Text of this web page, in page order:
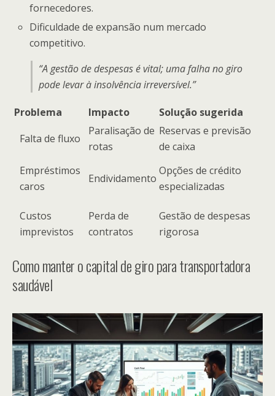
fornecedores.
Dificuldade de expansão num mercado
competitivo.
“A gestão de despesas é vital; uma falha no giro
pode levar à insolvência irreversível.”
Problema Impacto
Solução sugerida
Falta de fluxo
Paralisação de
rotas
Reservas e previsão
de caixa
Empréstimos
caros
Endividamento
Opções de crédito
especializadas
Custos
imprevistos
Perda de
contratos
Gestão de despesas
rigorosa
Como manter o capital de giro para transportadora
saudável